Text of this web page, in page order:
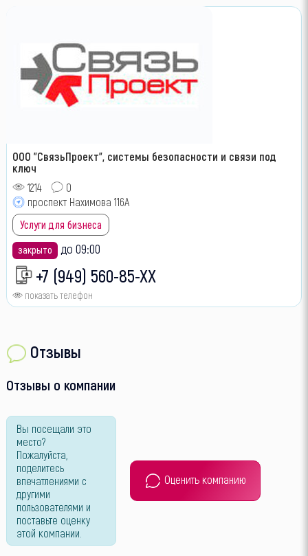
ООО "СвязьПроект", системы безопасности и связи под
ключ
1214
0
проспект Нахимова 116А
Услуги для бизнеса
закрыто до 09:00
+7 (949) 560-85-XX
показать телефон
Отзывы
Отзывы о компании
Вы посещали это
место?
Пожалуйста,
поделитесь
впечатлениями с
другими
пользователями и
поставьте оценку
этой компании.
Оценить компанию